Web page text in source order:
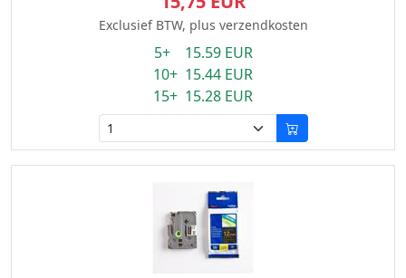
Exclusief BTW, plus verzendkosten
5+ 15.59 EUR
10+ 15.44 EUR
15+ 15.28 EUR